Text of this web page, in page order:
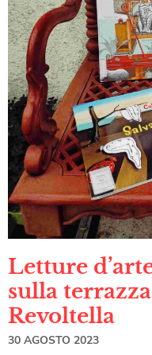
Letture
sulla
Revoltella
30 AGOSTO 2023